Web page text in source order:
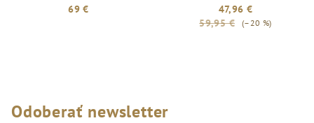
69 €
47,96 €
59,95 €
(–20 %)
Odoberať newsletter